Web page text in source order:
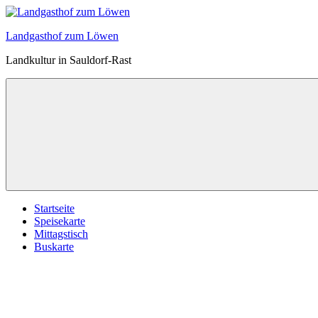
Zum
springen
Landgasthof zum Löwen
Landkultur in Sauldorf-Rast
Startseite
Speisekarte
Mittagstisch
Buskarte